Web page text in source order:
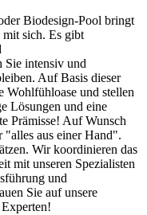
Biodesign-Pool bringt
sich. Es gibt
Sie intensiv und
Auf Basis dieser
Wohlfühloase und stellen
Lösungen und eine
Prämisse! Auf Wunsch
"alles aus einer Hand".
Wir koordinieren das
mit unseren Spezialisten
und
Sie auf unsere